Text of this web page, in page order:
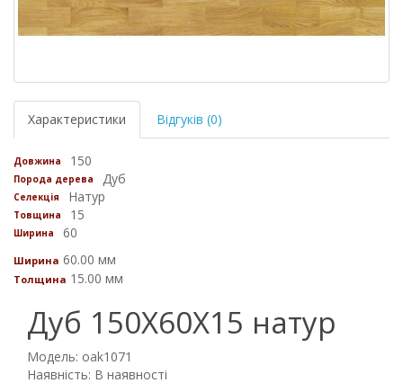
Характеристики Відгуків (0)
Довжина 150
Порода дерева Дуб
Селекція Натур
Товщина 15
Ширина 60
Ширина 60.00 мм
Толщина 15.00 мм
Дуб 150Х60Х15 натур
Модель: oak1071
Наявність: В наявності